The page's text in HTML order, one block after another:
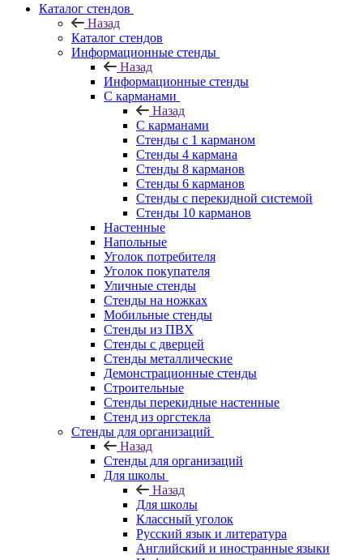
Каталог стендов
Назад
Каталог стендов
Информационные стенды
Назад
Информационные стенды
С карманами
Назад
С карманами
Стенды с 1 карманом
Стенды 4 кармана
Стенды 8 карманов
Стенды 6 карманов
Стенды с перекидной системой
Стенды 10 карманов
Настенные
Напольные
Уголок потребителя
Уголок покупателя
Уличные стенды
Стенды на ножках
Мобильные стенды
Стенды из ПВХ
Стенды с дверцей
Стенды металлические
Демонстрационные стенды
Строительные
Стенды перекидные настенные
Стенд из оргстекла
Стенды для организаций
Назад
Стенды для организаций
Для школы
Назад
Для школы
Классный уголок
Русский язык и литература
Английский и иностранные языки